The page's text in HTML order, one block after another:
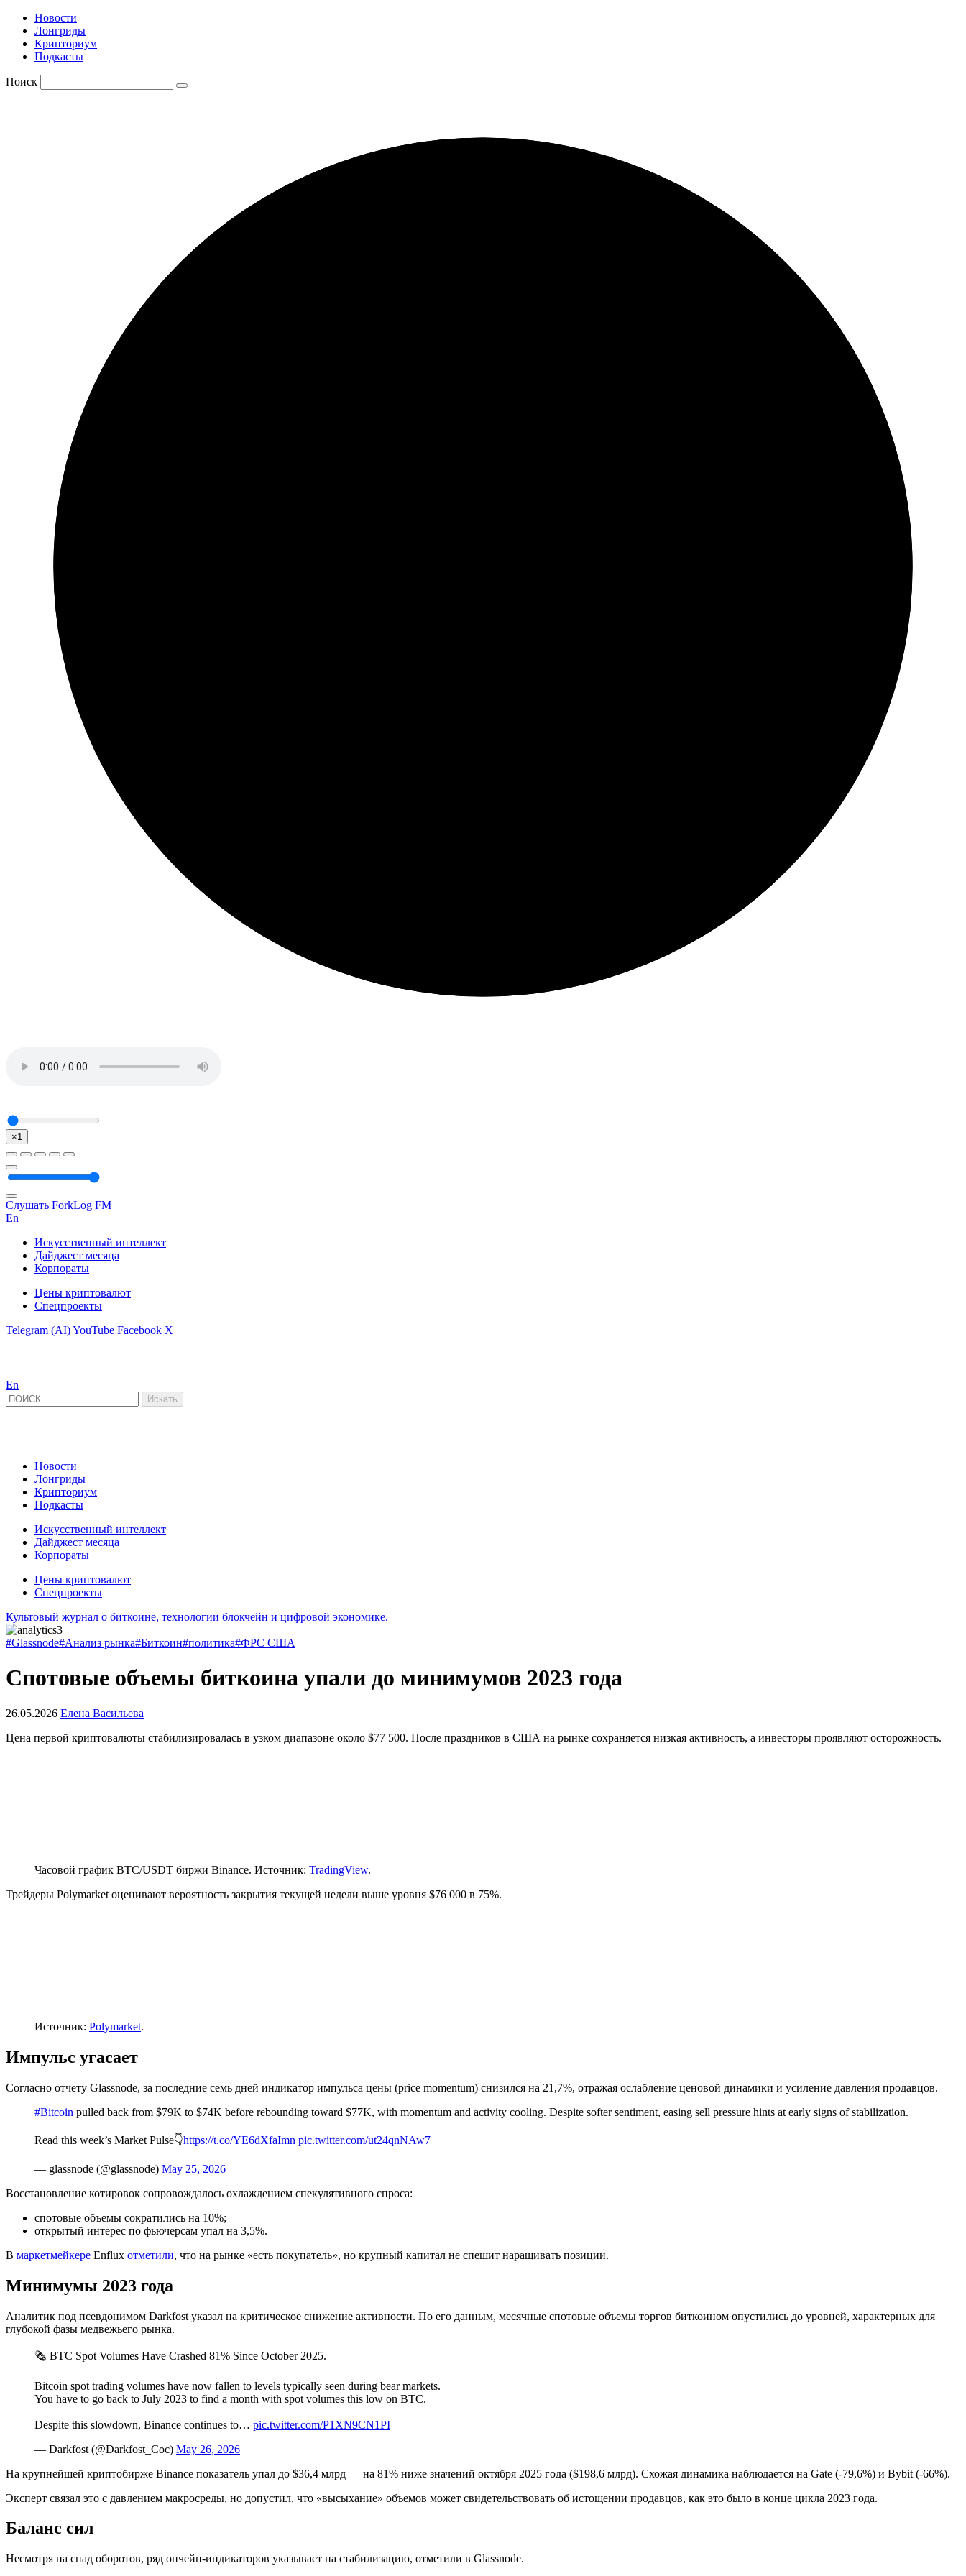
Новости
Лонгриды
Крипториум
Подкасты
Поиск
×1
Слушать ForkLog FM
En
Искусственный интеллект
Дайджест месяца
Корпораты
Цены криптовалют
Спецпроекты
Telegram (AI)YouTube Facebook X
En
Новости
Лонгриды
Крипториум
Подкасты
Искусственный интеллект
Дайджест месяца
Корпораты
Цены криптовалют
Спецпроекты
Культовый журнал о биткоине, технологии блокчейн и цифровой экономике.
#Glassnode#Анализ рынка#Биткоин#политика#ФРС США
Спотовые объемы биткоина упали до минимумов 2023 года
26.05.2026 Елена Васильева
Цена первой криптовалюты стабилизировалась в узком диапазоне около $77 500. После праздников в США на рынке сохраняется низкая активность, а инвесторы проявляют осторожность.
Часовой график BTC/USDT биржи Binance. Источник: TradingView.
Трейдеры Polymarket оценивают вероятность закрытия текущей недели выше уровня $76 000 в 75%.
Источник: Polymarket.
Импульс угасает
Согласно отчету Glassnode, за последние семь дней индикатор импульса цены (price momentum) снизился на 21,7%, отражая ослабление ценовой динамики и усиление давления продавцов.
#Bitcoin pulled back from $79K to $74K before rebounding toward $77K, with momentum and activity cooling. Despite softer sentiment, easing sell pressure hints at early signs of stabilization.
Read this week’s Market Pulse👇https://t.co/YE6dXfaImn pic.twitter.com/ut24qnNAw7
— glassnode (@glassnode) May 25, 2026
Восстановление котировок сопровождалось охлаждением спекулятивного спроса:
спотовые объемы сократились на 10%;
открытый интерес по фьючерсам упал на 3,5%.
В маркетмейкере Enflux отметили, что на рынке «есть покупатель», но крупный капитал не спешит наращивать позиции.
Минимумы 2023 года
Аналитик под псевдонимом Darkfost указал на критическое снижение активности. По его данным, месячные спотовые объемы торгов биткоином опустились до уровней, характерных для
глубокой фазы медвежьего рынка.
🗞️ BTC Spot Volumes Have Crashed 81% Since October 2025.
Bitcoin spot trading volumes have now fallen to levels typically seen during bear markets.
You have to go back to July 2023 to find a month with spot volumes this low on BTC.
Despite this slowdown, Binance continues to… pic.twitter.com/P1XN9CN1PI
— Darkfost (@Darkfost_Coc) May 26, 2026
На крупнейшей криптобирже Binance показатель упал до $36,4 млрд — на 81% ниже значений октября 2025 года ($198,6 млрд). Схожая динамика наблюдается на Gate (-79,6%) и Bybit (-66%).
Эксперт связал это с давлением макросреды, но допустил, что «высыхание» объемов может свидетельствовать об истощении продавцов, как это было в конце цикла 2023 года.
Баланс сил
Несмотря на спад оборотов, ряд ончейн-индикаторов указывает на стабилизацию, отметили в Glassnode.